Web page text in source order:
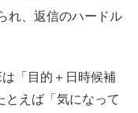
れ、返信のハードル
「目的＋日時候補
とえば「気になって